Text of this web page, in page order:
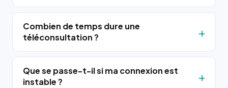
Combien de temps dure une
téléconsultation ?
Que se passe-t-il si ma connexion est
instable ?